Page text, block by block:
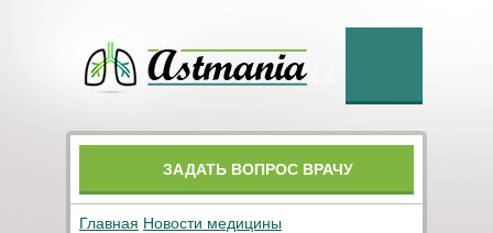
ЗАДАТЬ ВОПРОС ВРАЧУ
Главная Новости медицины